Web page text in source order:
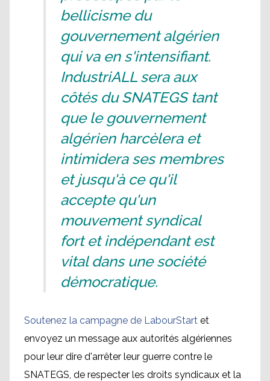
bellicisme du
gouvernement algérien
qui va en s'intensifiant.
IndustriALL sera aux
côtés du SNATEGS tant
que le gouvernement
algérien harcèlera et
intimidera ses membres
et jusqu'à ce qu'il
accepte qu'un
mouvement syndical
fort et indépendant est
vital dans une société
démocratique.
Soutenez la campagne de LabourStart et
envoyez un message aux autorités algériennes
pour leur dire d'arrêter leur guerre contre le
SNATEGS, de respecter les droits syndicaux et la